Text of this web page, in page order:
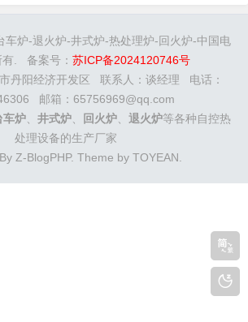
沙封机构来减少热辐射及对流损失，有效
保证炉体密封性。...
炉-退火炉-井式炉-热处理炉-回火炉-中国电
. 备案号： 苏ICP备2024120746号
丹阳经济开发区 联系人：谈经理 电话：
邮箱：65756969@qq.com
车炉 井式炉 回火炉 退火炉等各种自控热
处理设备的生产厂家
Z-BlogPHP. Theme by TOYEAN